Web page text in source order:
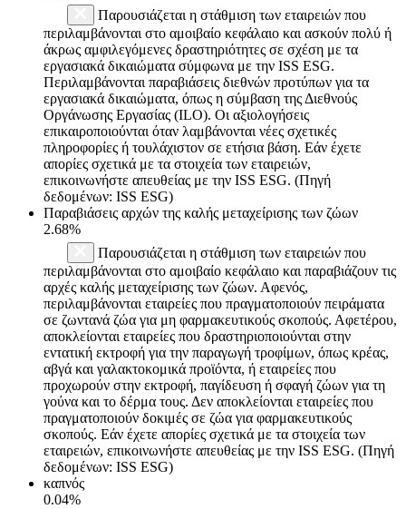
Παρουσιάζεται η στάθμιση των εταιρειών που
περιλαμβάνονται στο αμοιβαίο κεφάλαιο και ασκούν πολύ ή
άκρως αμφιλεγόμενες δραστηριότητες σε σχέση με τα
εργασιακά δικαιώματα σύμφωνα με την ISS ESG.
Περιλαμβάνονται παραβιάσεις διεθνών προτύπων για τα
εργασιακά δικαιώματα, όπως η σύμβαση της Διεθνούς
Οργάνωσης Εργασίας (ILO). Οι αξιολογήσεις
επικαιροποιούνται όταν λαμβάνονται νέες σχετικές
πληροφορίες ή τουλάχιστον σε ετήσια βάση. Εάν έχετε
απορίες σχετικά με τα στοιχεία των εταιρειών,
επικοινωνήστε απευθείας με την ISS ESG. (Πηγή
δεδομένων: ISS ESG)
Παραβιάσεις αρχών της καλής μεταχείρισης των ζώων
2.68%
Παρουσιάζεται η στάθμιση των εταιρειών που
περιλαμβάνονται στο αμοιβαίο κεφάλαιο και παραβιάζουν τις
αρχές καλής μεταχείρισης των ζώων. Αφενός,
περιλαμβάνονται εταιρείες που πραγματοποιούν πειράματα
σε ζωντανά ζώα για μη φαρμακευτικούς σκοπούς. Αφετέρου,
αποκλείονται εταιρείες που δραστηριοποιούνται στην
εντατική εκτροφή για την παραγωγή τροφίμων, όπως κρέας,
αβγά και γαλακτοκομικά προϊόντα, ή εταιρείες που
προχωρούν στην εκτροφή, παγίδευση ή σφαγή ζώων για τη
γούνα και το δέρμα τους. Δεν αποκλείονται εταιρείες που
πραγματοποιούν δοκιμές σε ζώα για φαρμακευτικούς
σκοπούς. Εάν έχετε απορίες σχετικά με τα στοιχεία των
εταιρειών, επικοινωνήστε απευθείας με την ISS ESG. (Πηγή
δεδομένων: ISS ESG)
καπνός
0.04%